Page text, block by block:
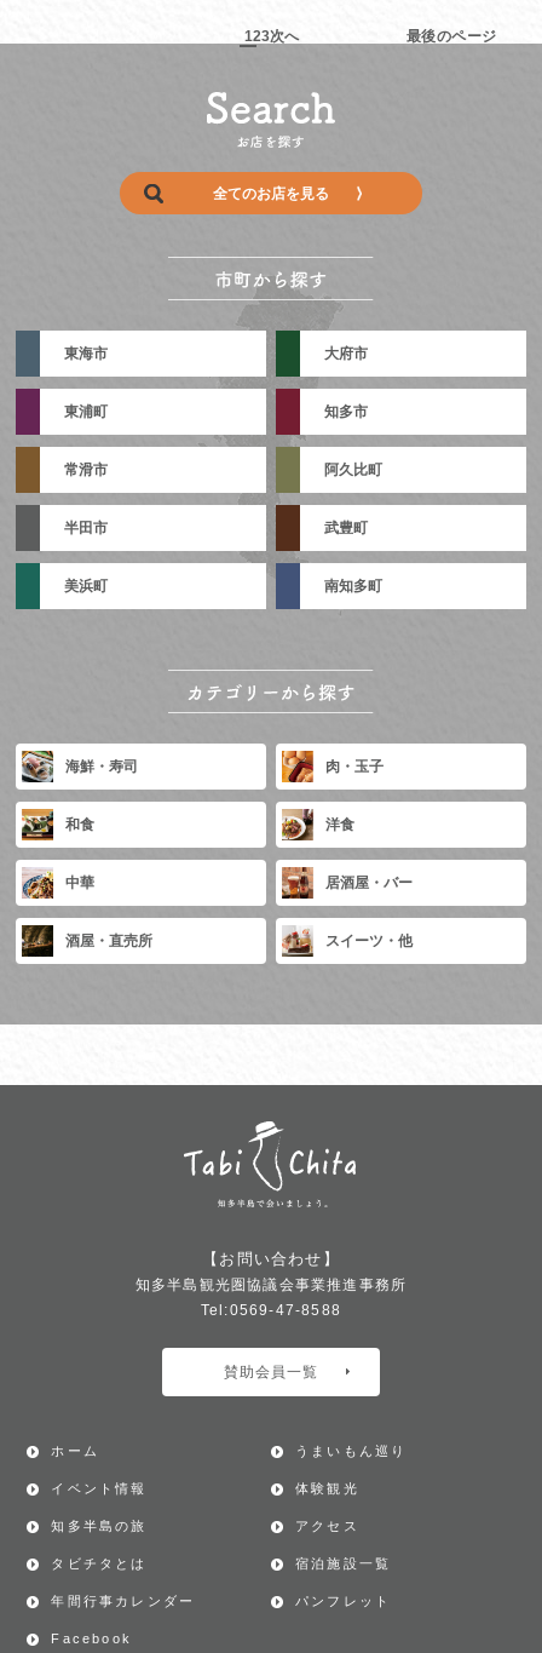
123次へ 最後のページ
全てのお店を見る
東海市 大府市
東浦町 知多市
常滑市 阿久比町
半田市 武豊町
美浜町 南知多町
海鮮・寿司 肉・玉子
和食 洋食
中華 居酒屋・バー
酒屋・直売所 スイーツ・他
【お問い合わせ】
知多半島観光圏協議会事業推進事務所
Tel:0569-47-8588
賛助会員一覧
ホーム うまいもん巡り
イベント情報 体験観光
知多半島の旅 アクセス
タビチタとは 宿泊施設一覧
年間行事カレンダー パンフレット
Facebook